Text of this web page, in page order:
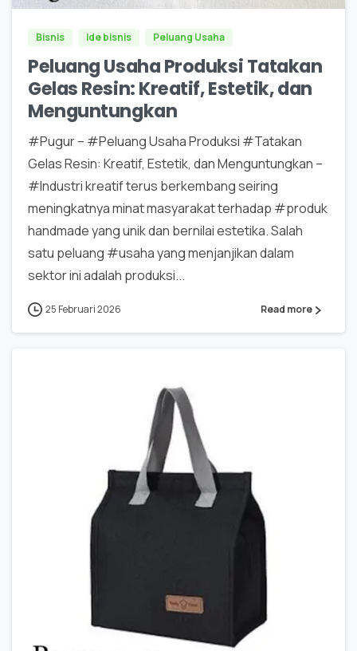
Bisnis Ide bisnis Peluang Usaha
Peluang Usaha Produksi Tatakan
Gelas Resin: Kreatif, Estetik, dan
Menguntungkan
#Pugur – #Peluang Usaha Produksi #Tatakan
Gelas Resin: Kreatif, Estetik, dan Menguntungkan –
#Industri kreatif terus berkembang seiring
meningkatnya minat masyarakat terhadap #produk
handmade yang unik dan bernilai estetika. Salah
satu peluang #usaha yang menjanjikan dalam
sektor ini adalah produksi...
25 Februari 2026 Read more